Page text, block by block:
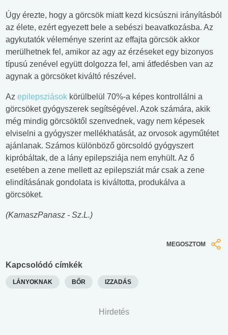
Úgy érezte, hogy a görcsök miatt kezd kicsúszni irányításból
az élete, ezért egyezett bele a sebészi beavatkozásba. Az
agykutatók véleménye szerint az effajta görcsök akkor
merülhetnek fel, amikor az agy az érzéseket egy bizonyos
típusú zenével együtt dolgozza fel, ami átfedésben van az
agynak a görcsöket kiváltó részével.
Az epilepsziások körülbelül 70%-a képes kontrollálni a
görcsöket gyógyszerek segítségével. Azok számára, akik
még mindig görcsöktől szenvednek, vagy nem képesek
elviselni a gyógyszer mellékhatását, az orvosok agyműtétet
ajánlanak. Számos különböző görcsoldó gyógyszert
kipróbáltak, de a lány epilepsziája nem enyhült. Az ő
esetében a zene mellett az epilepsziát már csak a zene
elindításának gondolata is kiváltotta, produkálva a
görcsöket.
(KamaszPanasz - Sz.L.)
MEGOSZTOM
Kapcsolódó címkék
LÁNYOKNAK BŐR IZZADÁS
Hirdetés